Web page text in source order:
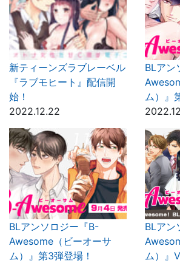
新ティーンズラブレーベル
『ラブモヒート』配信開
始！
2022.12.22
BLアン
ム）』
BLアンソロジー『B-
Awesome（ビーオーサ
ム）』第3弾登場！
BLアン
ム）』